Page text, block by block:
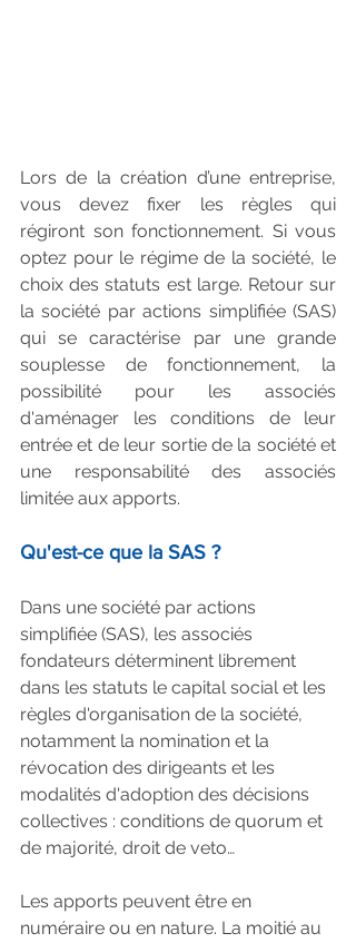
Lors de la création d’une entreprise,
vous devez fixer les règles qui
régiront son fonctionnement. Si vous
optez pour le régime de la société, le
choix des statuts est large. Retour sur
la société par actions simplifiée (SAS)
qui se caractérise par une grande
souplesse de fonctionnement, la
possibilité pour les associés
d'aménager les conditions de leur
entrée et de leur sortie de la société et
une responsabilité des associés
limitée aux apports.
Qu'est-ce que la SAS ?
Dans une société par actions
simplifiée (SAS), les associés
fondateurs déterminent librement
dans les statuts le capital social et les
règles d'organisation de la société,
notamment la nomination et la
révocation des dirigeants et les
modalités d'adoption des décisions
collectives : conditions de quorum et
de majorité, droit de veto…
Les apports peuvent être en
numéraire ou en nature. La moitié au